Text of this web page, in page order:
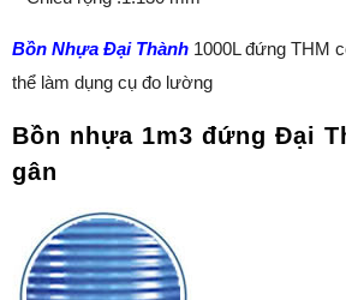
Bồn Nhựa Đại Thành 1000L đứng THM
thể làm dụng cụ đo lường
Bồn nhựa 1m3 đứng Đại
gân